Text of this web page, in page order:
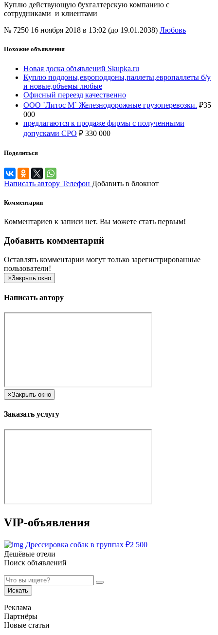
Куплю действующую бухгалтерскую компанию с
сотрудниками и клиентами
№ 7250 16 ноября 2018 в 13:02 (до 19.01.2038) Любовь
Похожие объявления
Новая доска объявлений Skupka.ru
Куплю поддоны,европоддоны,паллеты,европаллеты б/у
и новые,объемы любые
Офисный переезд качественно
ООО `Литос М` Железнодорожные грузоперевозки. ₽35
000
предлагаются к продаже фирмы с полученными
допусками СРО ₽ 330 000
Поделиться
Написать автору Телефон Добавить в блокнот
Комментарии
Комментариев к записи нет. Вы можете стать первым!
Добавить комментарий
Оставлять комментарии могут только зарегистрированные
пользователи!
×Закрыть окно
Написать автору
×Закрыть окно
Заказать услугу
VIP-объявления
Дрессировка собак в группах ₽2 500
Дешёвые отели
Поиск объявлений
Искать
Реклама
Партнёры
Новые статьи